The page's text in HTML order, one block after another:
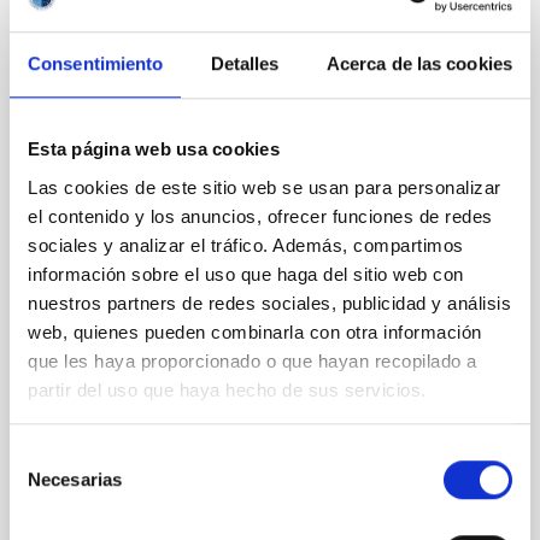
Consentimiento Detalles Acerca de las cookies
Esta página web usa cookies
Las cookies de este sitio web se usan para personalizar
el contenido y los anuncios, ofrecer funciones de redes
sociales y analizar el tráfico. Además, compartimos
información sobre el uso que haga del sitio web con
nuestros partners de redes sociales, publicidad y análisis
web, quienes pueden combinarla con otra información
que les haya proporcionado o que hayan recopilado a
partir del uso que haya hecho de sus servicios.
Necesarias
“Habla con Ellas: Mujeres en Astronomía”:
El Instituto de Astrofísica de Canarias (IAC) celebra
en 2026 la octava edición consecutiva del proyecto
Habla con Ellas: Mujeres en Astronomía, una iniciativa
de divulgación científica y educación en astronomía
que se desarrolla en el marco del Día Internacional de
la Mujer y la Niña en la Ciencia (11 de febrero).
Dirigido a la comunidad educativa, el proyecto tiene
como objetivo visibilizar el papel de las mujeres en la
astronomía y la astrofísica, crear referentes
femeninos en ciencia y tecnología e inspirar
Advertised on